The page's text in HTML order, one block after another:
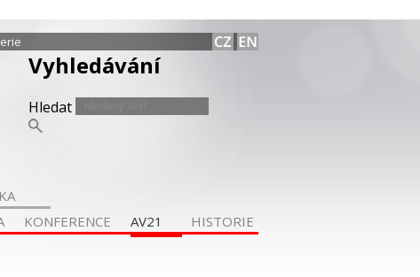
Vyhledávání
Hledat
KONFERENCE AV21 HISTORIE